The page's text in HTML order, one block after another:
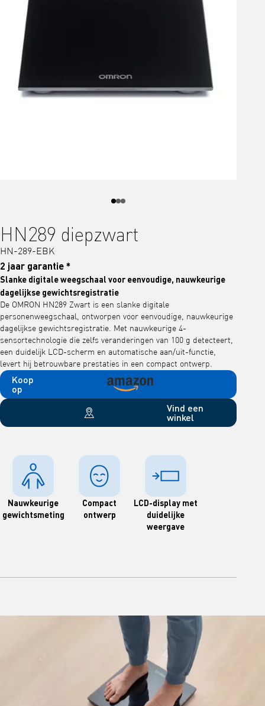
HN289 diepzwart
HN-289-EBK
2 jaar garantie *
Slanke digitale weegschaal voor eenvoudige, nauwkeurige
dagelijkse gewichtsregistratie
De OMRON HN289 Zwart is een slanke digitale
personenweegschaal, ontworpen voor eenvoudige, nauwkeurige
dagelijkse gewichtsregistratie. Met nauwkeurige 4-
sensortechnologie die zelfs veranderingen van 100 g detecteert,
een duidelijk LCD-scherm en automatische aan/uit-functie,
levert hij betrouwbare prestaties in een compact ontwerp.
Koop
op
Vind een
winkel
Nauwkeurige
gewichtsmeting
Compact
ontwerp
LCD-display met
duidelijke
weergave